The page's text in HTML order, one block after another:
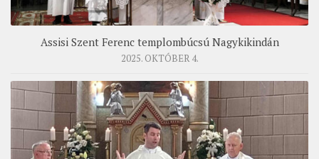
Assisi Szent Ferenc templombúcsú Nagykikindán
2025. OKTÓBER 4.